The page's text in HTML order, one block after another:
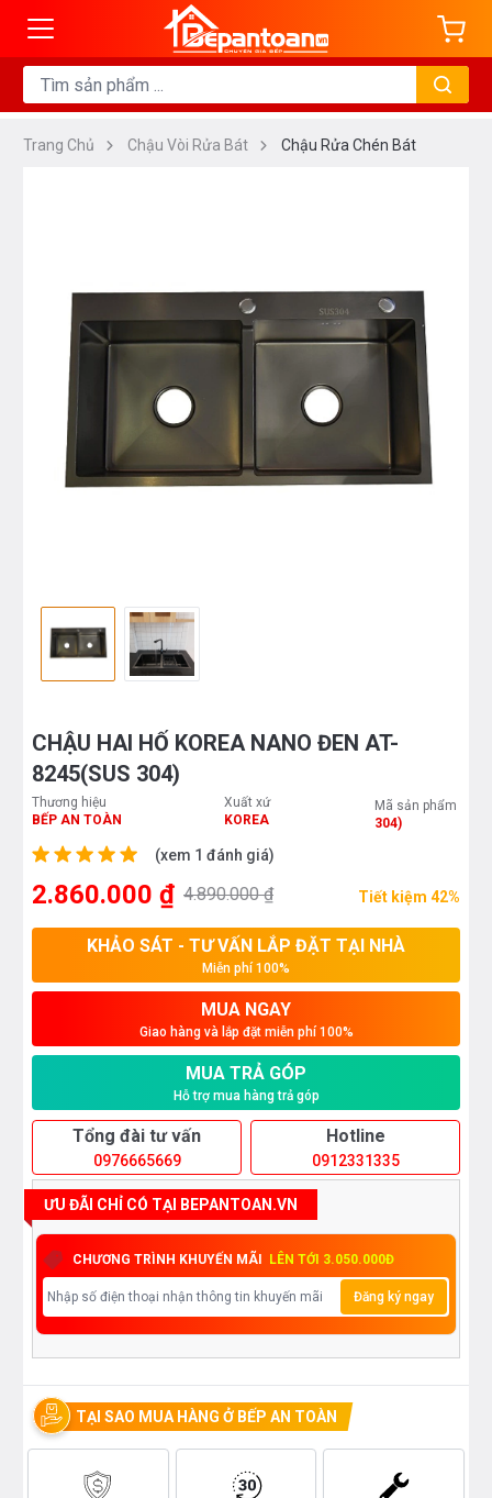
Trang Chủ Chậu Vòi Rửa Bát Chậu Rửa Chén Bát
CHẬU HAI HỐ KOREA NANO ĐEN AT-
8245(SUS 304)
Thương hiệu
BẾP AN TOÀN
Xuất xứ
KOREA
Mã sản phẩm
304)
(xem 1 đánh giá)
2.860.000 ₫ 4.890.000 ₫ Tiết kiệm 42%
KHẢO SÁT - TƯ VẤN LẮP ĐẶT TẠI NHÀ
Miễn phí 100%
MUA NGAY
Giao hàng và lắp đặt miễn phí 100%
MUA TRẢ GÓP
Hỗ trợ mua hàng trả góp
Tổng đài tư vấn
0976665669
Hotline
0912331335
ƯU ĐÃI CHỈ CÓ TẠI BEPANTOAN.VN
CHƯƠNG TRÌNH KHUYẾN MÃI LÊN TỚI 3.050.000Đ
Đăng ký ngay
TẠI SAO MUA HÀNG Ở BẾP AN TOÀN